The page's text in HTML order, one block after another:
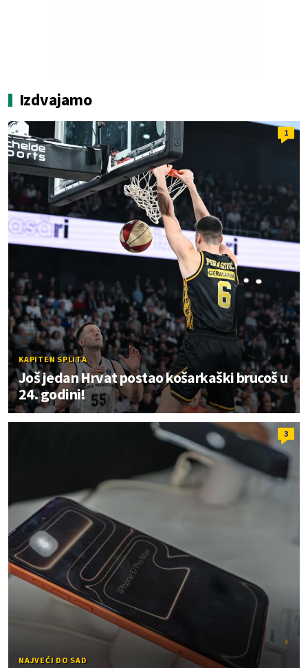
Izdvajamo
1
KAPITEN SPLITA
Još jedan Hrvat postao košarkaški brucoš u
24. godini!
3
NAJVEĆI DO SAD